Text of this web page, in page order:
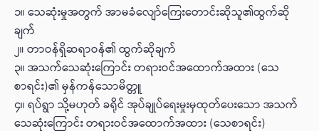
၁။ သေဆုံးမှုအတွက် အာမခံလျော်ကြေးတောင်းဆိုသူ၏ထွက်ဆို
ချက်
၂။ တာဝန်ရှိဆရာဝန်၏ ထွက်ဆိုချက်
၃။ အသက်သေဆုံးကြောင်း တရားဝင်အထောက်အထား (သေ
စာရင်း)၏ မှန်ကန်သောမိတ္တူ
၄။ ရပ်ရွာ သို့မဟုတ် ခရိုင် အုပ်ချုပ်ရေးမှုးမှထုတ်ပေးသော အသက်
သေဆုံးကြောင်း တရားဝင်အထောက်အထား (သေစာရင်း)